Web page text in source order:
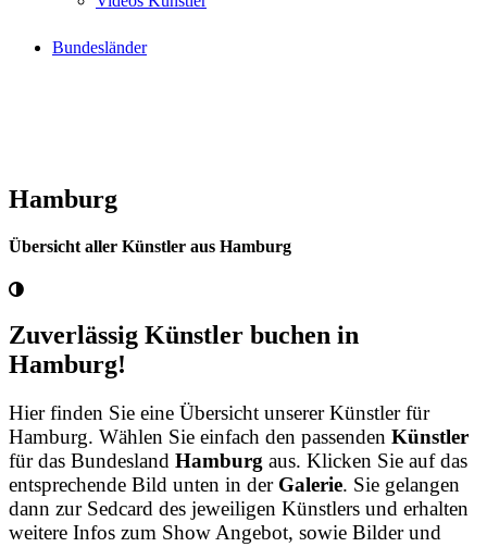
Bundesländer
Hamburg
Übersicht aller Künstler aus Hamburg
Zuverlässig Künstler buchen in
Hamburg!
Hier finden Sie eine Übersicht unserer Künstler für
Hamburg. Wählen Sie einfach den passenden Künstler
für das Bundesland Hamburg aus. Klicken Sie auf das
entsprechende Bild unten in derGalerie. Sie gelangen
dann zur Sedcard des jeweiligen Künstlers und erhalten
weitere Infos zum Show Angebot, sowie Bilder und